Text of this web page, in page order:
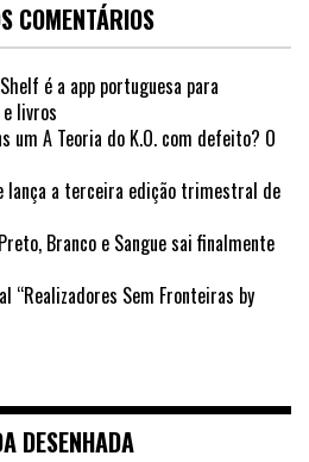
COMENTÁRIOS
é a app portuguesa para
livros
um A Teoria do K.O. com defeito? O
lança a terceira edição trimestral de
Branco e Sangue sai finalmente
“Realizadores Sem Fronteiras by
DESENHADA